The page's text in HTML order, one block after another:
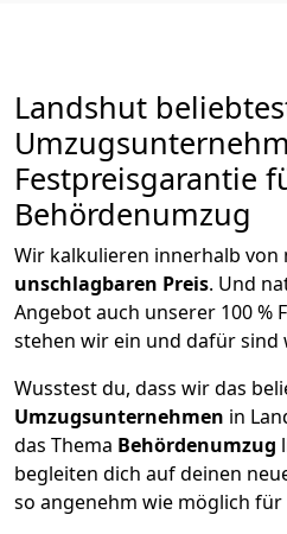
Landshut
Festpreisgarantie
Behördenumzug
Wir kalkulieren innerhalb von
unschlagbaren Preis. Und
Angebot auch unserer 100 %
stehen wir ein und dafür sind
Wusstest du, dass wir das
Umzugsunternehmen in
das Thema Behördenumzug
begleiten dich auf deinen
so angenehm wie möglich für